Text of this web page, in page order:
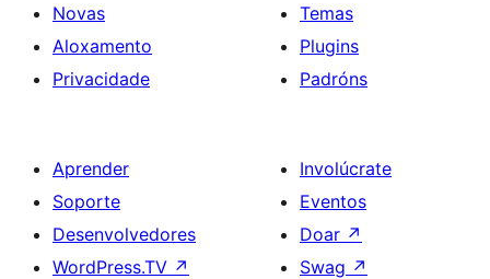
Novas
Aloxamento
Privacidade
Temas
Plugins
Padróns
Aprender
Soporte
Desenvolvedores
WordPress.TV ↗
Involúcrate
Eventos
Doar ↗
Swag ↗